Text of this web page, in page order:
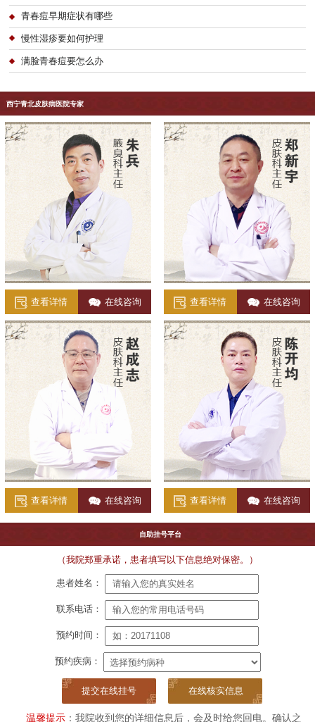
青春痘早期症状有哪些
慢性湿疹要如何护理
满脸青春痘要怎么办
西宁青北皮肤病医院专家
查看详情 在线咨询 查看详情 在线咨询
查看详情 在线咨询 查看详情 在线咨询
自助挂号平台
（我院郑重承诺，患者填写以下信息绝对保密。）
患者姓名：
联系电话：
预约时间：
预约疾病：
在线核实信息
温馨提示：我院收到您的详细信息后，会及时给您回电。确认之